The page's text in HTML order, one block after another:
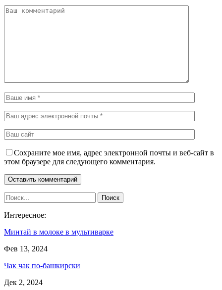
Сохраните мое имя, адрес электронной почты и веб-сайт в
этом браузере для следующего комментария.
Интересное:
Минтай в молоке в мультиварке
Фев 13, 2024
Чак чак по-башкирски
Дек 2, 2024